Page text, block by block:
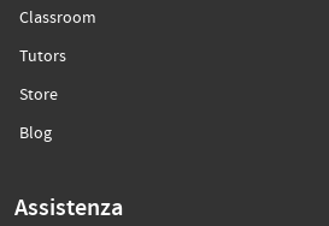
Classroom
Tutors(si apre in un’altra scheda)
Store(si apre in un’altra scheda)
Blog(si apre in un’altra scheda)
Assistenza